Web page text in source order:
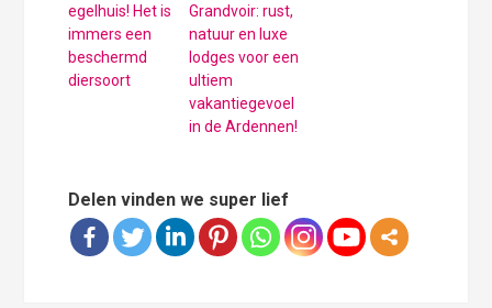
egelhuis! Het is
immers een
beschermd
diersoort
Grandvoir: rust,
natuur en luxe
lodges voor een
ultiem
vakantiegevoel
in de Ardennen!
Delen vinden we super lief